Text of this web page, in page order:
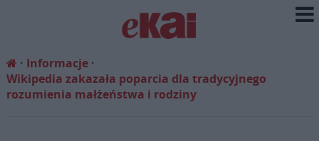
Informacje
Wikipedia zakazała poparcia dla tradycyjnego
rozumienia małżeństwa i rodziny